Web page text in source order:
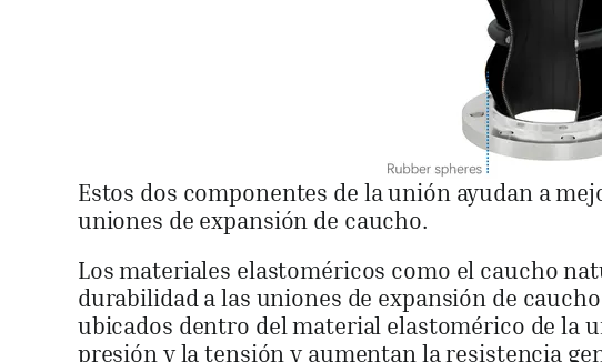
Estos dos componentes de la unión ayudan a
uniones de expansión de caucho.
Los materiales elastoméricos como el caucho
durabilidad a las uniones de expansión de
ubicados dentro del material elastomérico de la
presión y la tensión y aumentan la resistencia